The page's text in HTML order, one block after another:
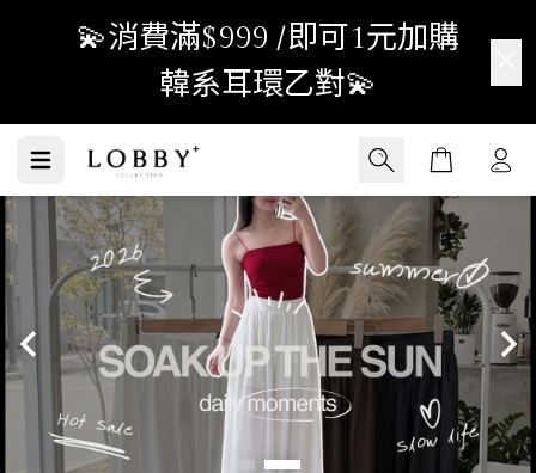
💫消費滿$999 /即可1元加購
韓系耳環乙對💫
Cart